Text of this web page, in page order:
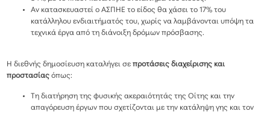
Αν κατασκευαστεί ο ΑΣΠΗΕ το είδος θα χάσει το 17% του
κατάλληλου ενδιαιτήματός του, χωρίς να λαμβάνονται υπόψη τα
τεχνικά έργα από τη διάνοιξη δρόμων πρόσβασης.
Η διεθνής δημοσίευση καταλήγει σεπροτάσεις διαχείρισης και
προστασίας όπως:
Τη διατήρηση της φυσικής ακεραιότητάς της Οίτης και την
απαγόρευση έργων που σχετίζονται με την κατάληψη γης και τον